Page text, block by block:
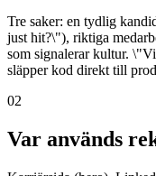
Tre saker: en tydlig
just hit?\"), riktiga
som signalerar kultur.
släpper kod direkt till
02
Var används